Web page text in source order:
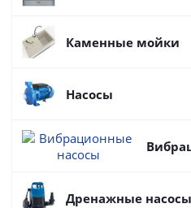
Каменные мойки
Насосы
Дренажные насосы